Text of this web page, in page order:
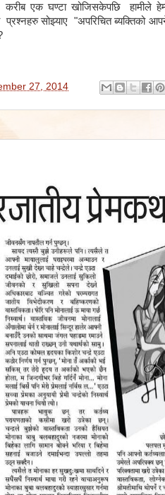
एक घण्टा खोजिसकेपछि हामीले
प्रश्नहरु सोझ्याए "अपरिचित ब्यक्तिको
27, 2014